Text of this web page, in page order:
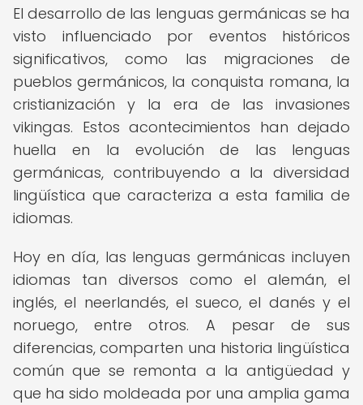
El desarrollo de las lenguas germánicas se ha
visto influenciado por eventos históricos
significativos, como las migraciones de
pueblos germánicos, la conquista romana, la
cristianización y la era de las invasiones
vikingas. Estos acontecimientos han dejado
huella en la evolución de las lenguas
germánicas, contribuyendo a la diversidad
lingüística que caracteriza a esta familia de
idiomas.
Hoy en día, las lenguas germánicas incluyen
idiomas tan diversos como el alemán, el
inglés, el neerlandés, el sueco, el danés y el
noruego, entre otros. A pesar de sus
diferencias, comparten una historia lingüística
común que se remonta a la antigüedad y
que ha sido moldeada por una amplia gama